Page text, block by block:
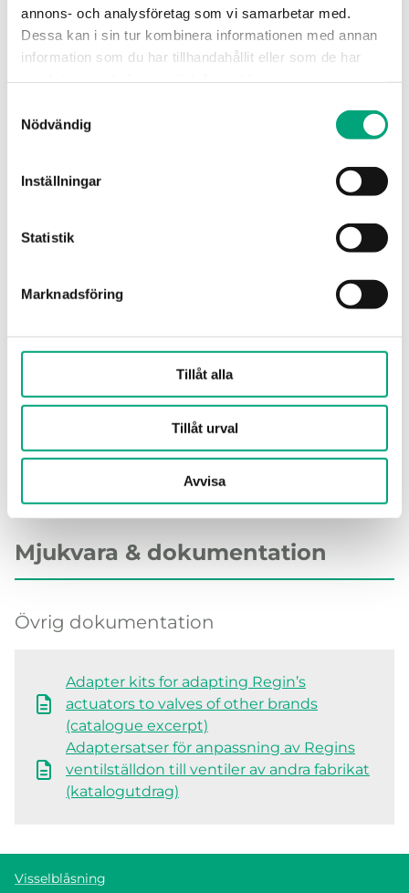
annons- och analysföretag som vi samarbetar med.
Dessa kan i sin tur kombinera informationen med annan
information som du har tillhandahållit eller som de har
Nödvändig
Inställningar
Statistik
Marknadsföring
Tillåt alla
Tillåt urval
Avvisa
SPECIFIKATIONER
R+S
HMVF2 (DN65-100), HMVF3
(DN65-100)
Mjukvara & dokumentation
Övrig dokumentation
Adapter kits for adapting Regin’s
actuators to valves of other brands
(catalogue excerpt)
Adaptersatser för anpassning av Regins
ventilställdon till ventiler av andra fabrikat
(katalogutdrag)
Visselblåsning